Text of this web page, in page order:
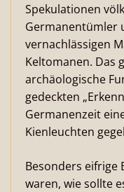
Spekulationen
Germanentümler
vernachlässigen
Keltomanen. Das
archäologische
gedeckten
Germanenzeit
Kienleuchten
Besonders eifrige
waren, wie sollte